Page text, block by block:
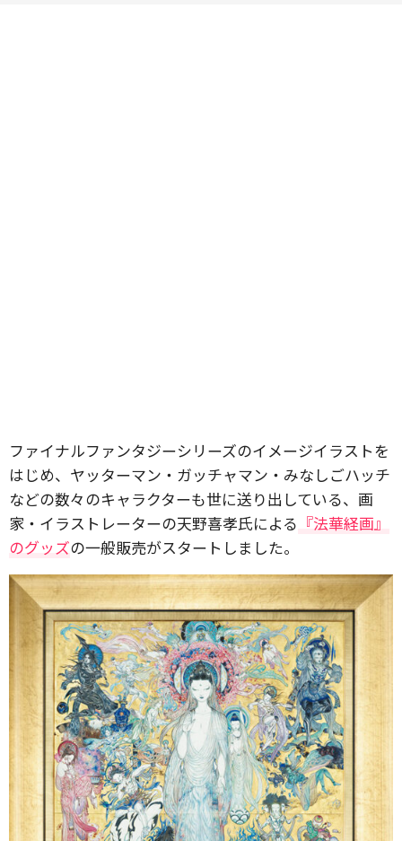
ファイナルファンタジーシリーズのイメージイラストを
はじめ、ヤッターマン・ガッチャマン・みなしごハッチ
などの数々のキャラクターも世に送り出している、画
家・イラストレーターの天野喜孝氏による 『法華経画』
のグッズの一般販売がスタートしました。